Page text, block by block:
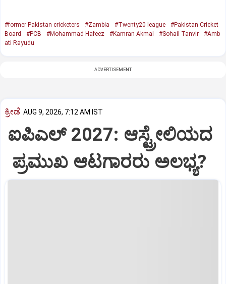
#former Pakistan cricketers #Zambia #Twenty20 league
#Pakistan Cricket
Board
#PCB #Mohammad Hafeez #Kamran Akmal #Sohail Tanvir
#Amb
ati Rayudu
ADVERTISEMENT
ಕ್ರೀಡೆ AUG 9, 2026, 7:12 AM IST
ಐಪಿಎಲ್‌ 2027: ಆಸ್ಟ್ರೇಲಿಯದ
ಪ್ರಮುಖ ಆಟಗಾರರು ಅಲಭ್ಯ?